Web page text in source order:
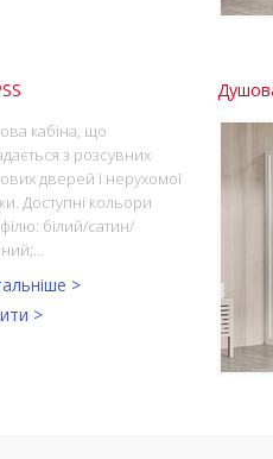
кабіна, що
з розсувних
дверей і нерухомої
Доступні кольори
білий/сатин/
>
>